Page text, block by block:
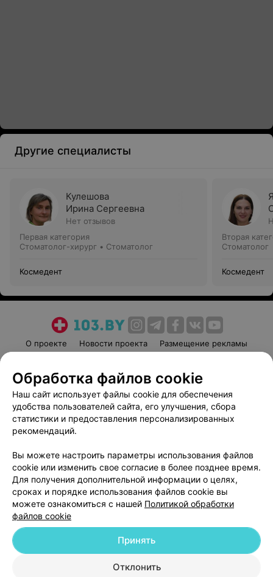
Другие специалисты
Кулешова
Ирина Сергеевна
Нет отзывов
Первая категория
Стоматолог-хирург • Стоматолог
Космедент
Вторая
Стоматолог
Космедент
О проекте Новости проекта
Размещение рекламы
Пользовательское соглашение
Способы оплаты
Вакансии
Партнеры
Написать руководителю 103.by
Обработка персональных данных
© 2026 ООО «Артокс Лаб», УНП 191700409
| 220012, Республика Беларусь,
Обработка файлов cookie
Наш сайт использует файлы cookie для обеспечения
удобства пользователей сайта, его улучшения, сбора
статистики и предоставления персонализированных
рекомендаций.
Вы можете настроить параметры использования файлов
cookie или изменить свое согласие в более позднее время.
Для получения дополнительной информации о целях,
сроках и порядке использования файлов cookie вы
можете ознакомиться с нашей Политикой обработки
файлов cookie
Отклонить
Принять